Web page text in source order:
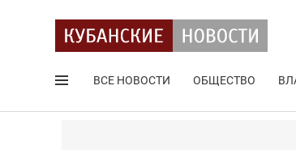
ВСЕ НОВОСТИ ОБЩЕСТВО